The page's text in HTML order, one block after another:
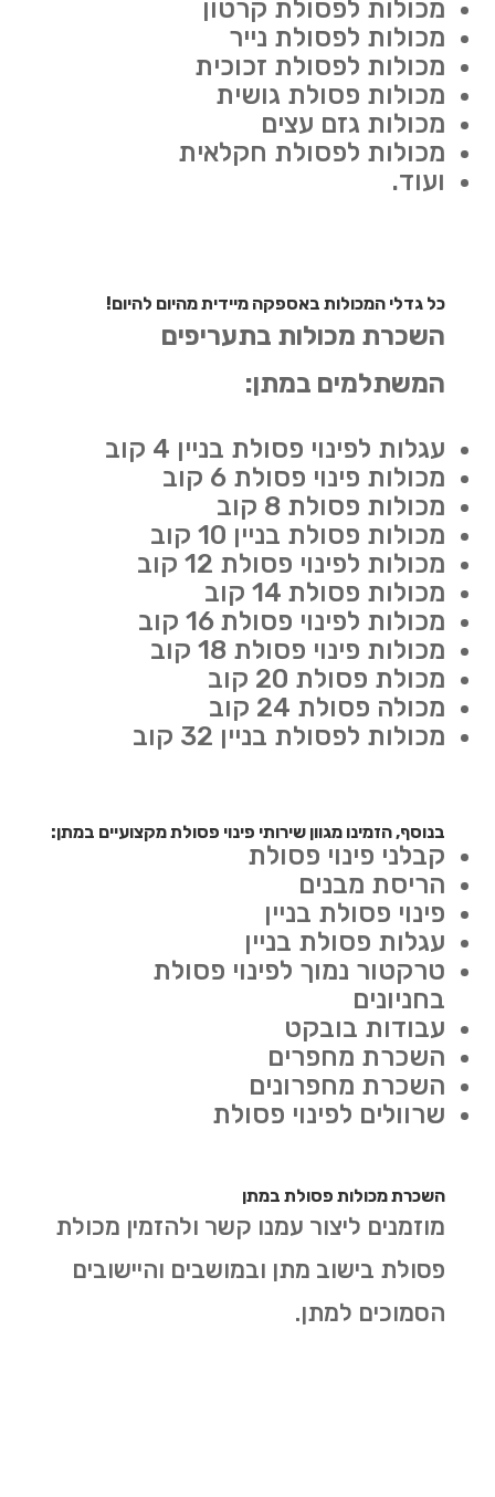
מכולות לפסולת קרטון
מכולות לפסולת נייר
מכולות לפסולת זכוכית
מכולות פסולת גושית
מכולות גזם עצים
מכולות לפסולת חקלאית
ועוד.
כל גדלי המכולות באספקה מיידית מהיום להיום!
השכרת מכולות בתעריפים
המשתלמים במתן:
עגלות לפינוי פסולת בניין 4 קוב
מכולות פינוי פסולת 6 קוב
מכולות פסולת 8 קוב
מכולות פסולת בניין 10 קוב
מכולות לפינוי פסולת 12 קוב
מכולות פסולת 14 קוב
מכולות לפינוי פסולת 16 קוב
מכולות פינוי פסולת 18 קוב
מכולת פסולת 20 קוב
מכולה פסולת 24 קוב
מכולות לפסולת בניין 32 קוב
בנוסף, הזמינו מגוון שירותי פינוי פסולת מקצועיים במתן:
קבלני פינוי פסולת
הריסת מבנים
פינוי פסולת בניין
עגלות פסולת בניין
טרקטור נמוך לפינוי פסולת
בחניונים
עבודות בובקט
השכרת מחפרים
השכרת מחפרונים
שרוולים לפינוי פסולת
השכרת מכולות פסולת במתן
מוזמנים ליצור עמנו קשר ולהזמין מכולת
פסולת בישוב מתן ובמושבים והיישובים
הסמוכים למתן.